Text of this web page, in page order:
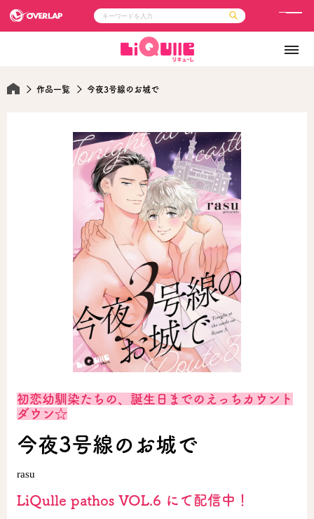
LiQulle
ラブパルフェ
ライトノベル
企業
会社概要
採用情報
アクセス
オーバーラップホールディングス
お問い合わせはこちら
オーバーラップ文庫
オーバーラップノベルス
オーバーラップノベルスf
ロサージュノベルス
コミックガルド
メ
作品一覧 今夜3号線のお城で
初恋幼馴染たちの、誕生日までのえっちカウント
ダウン☆
今夜3号線のお城で
rasu
LiQulle pathos VOL.6 にて配信中！